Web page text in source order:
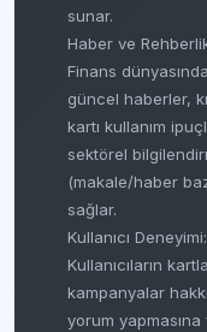
sunar.
Haber ve
Finans
güncel haberler,
kartı kullanım
sektörel
(makale/haber
sağlar.
Kullanıcı Deneyimi:
Kullanıcıların
kampanyalar
yorum yapmasına